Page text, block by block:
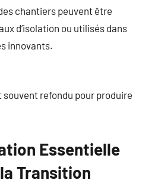
chantiers peuvent être
d’isolation ou utilisés dans
innovants.
refondu pour produire
Essentielle
Transition